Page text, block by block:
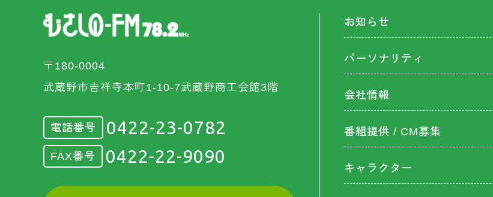
〒180-0004
武蔵野市吉祥寺本町1-10-7武蔵野商工会館3階
電話番号 0422-23-0782
FAX番号 0422-22-9090
お知らせ
パーソナリティ
会社情報
番組提供 / CM募集
キャラクター